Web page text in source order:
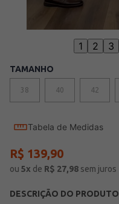
1 2 3
TAMANHO
38 40 42
Tabela de Medidas
R$ 139,90
ou 5x de R$ 27,98 sem juros
DESCRIÇÃO DO PRODUTO